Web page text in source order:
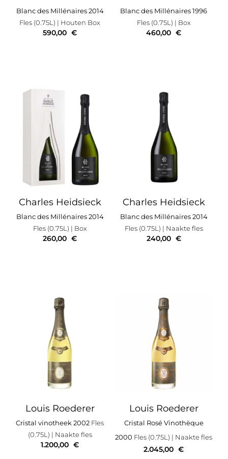
Blanc des Millénaires 2014
Fles (0.75L) | Houten Box
590,00 €
Blanc des Millénaires 1996
Fles (0.75L) | Box
460,00 €
Charles Heidsieck
Blanc des Millénaires 2014
Fles (0.75L) | Box
260,00 €
Charles Heidsieck
Blanc des Millénaires 2014
Fles (0.75L) | Naakte fles
240,00 €
Louis Roederer
Cristal vinotheek 2002 Fles
(0.75L) | Naakte fles
1.200,00 €
Louis Roederer
Cristal Rosé Vinothèque
2000 Fles (0.75L) | Naakte fles
2.045,00 €